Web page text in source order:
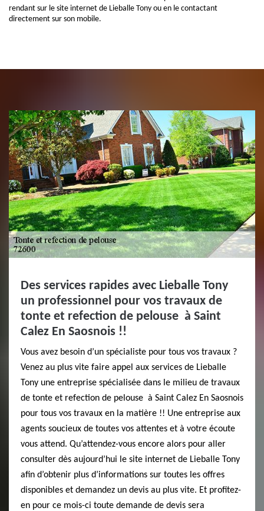
rendant sur le site internet de Lieballe Tony ou en le contactant
directement sur son mobile.
Des services rapides avec Lieballe Tony
un professionnel pour vos travaux de
tonte et refection de pelouse à Saint
Calez En Saosnois !!
Vous avez besoin d’un spécialiste pour tous vos travaux ?
Venez au plus vite faire appel aux services de Lieballe
Tony une entreprise spécialisée dans le milieu de travaux
de tonte et refection de pelouse à Saint Calez En Saosnois
pour tous vos travaux en la matière !! Une entreprise aux
agents soucieux de toutes vos attentes et à votre écoute
vous attend. Qu’attendez-vous encore alors pour aller
consulter dès aujourd’hui le site internet de Lieballe Tony
afin d’obtenir plus d’informations sur toutes les offres
disponibles et demandez un devis au plus vite. Et profitez-
en pour ce mois-ci toute demande de devis sera